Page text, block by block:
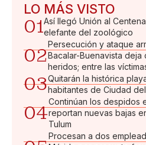
LO MÁS VISTO
01Así llegó Unión al
elefante del zoológico
02
Persecución y ataque
Bacalar-Buenavista deja
heridos; entre las
03Quitarán la histórica
habitantes de Ciudad
04
Continúan los despidos
reportan nuevas bajas
Tulum
Procesan a dos